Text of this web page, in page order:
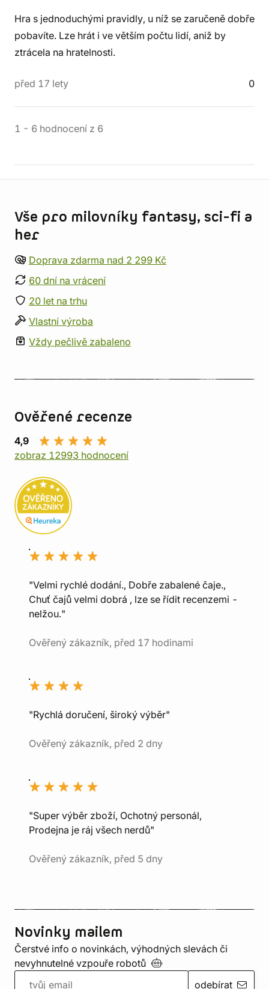
Hra s jednoduchými pravidly, u níž se zaručeně dobře
pobavíte. Lze hrát i ve větším počtu lidí, aniž by
ztrácela na hratelnosti.
před 17 lety 0
1 - 6 hodnocení z 6
Vše pro milovníky fantasy, sci-fi a
her
Doprava zdarma nad 2 299 Kč
60 dní na vrácení
20 let na trhu
Vlastní výroba
Vždy pečlivě zabaleno
Ověřené recenze
4,9
zobraz 12993 hodnocení
"Velmi rychlé dodání., Dobře zabalené čaje.,
Chuť čajů velmi dobrá , lze se řídit recenzemi -
nelžou."
Ověřený zákazník, před 17 hodinami
"Rychlá doručení, široký výběr"
Ověřený zákazník, před 2 dny
"Super výběr zboží, Ochotný personál,
Prodejna je ráj všech nerdů"
Ověřený zákazník, před 5 dny
Novinky mailem
Čerstvé info o novinkách, výhodných slevách či
nevyhnutelné vzpouře robotů
odebírat